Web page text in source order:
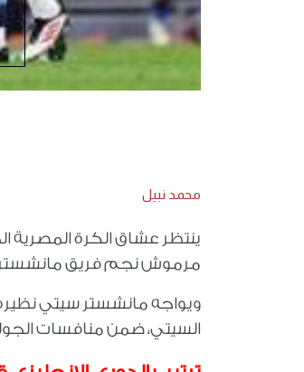
محمد نبيل
ينتظر عشاق الكرة المصرية
مرموش نجم فريق مانشستر
ويواجه مانشستر سيتي
السيتي، ضمن منافسات الجولة الـ26 من عمر مسابقة الدوري